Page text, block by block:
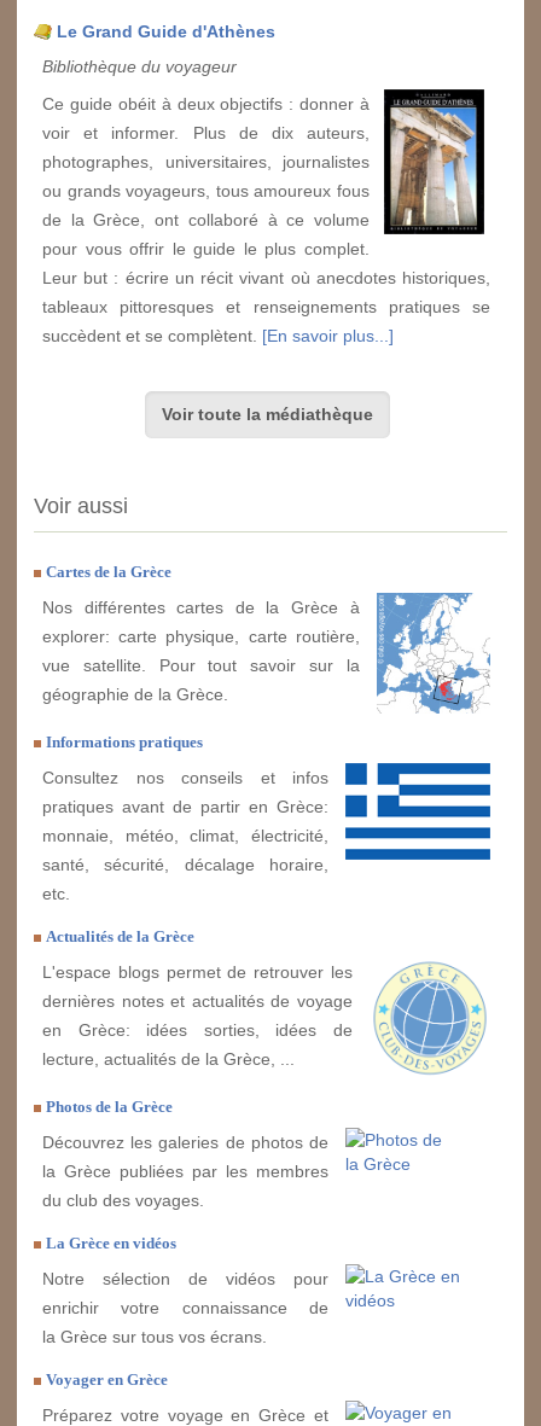
Le Grand Guide d'Athènes
Bibliothèque du voyageur
Ce guide obéit à deux objectifs : donner à
voir et informer. Plus de dix auteurs,
photographes, universitaires, journalistes
ou grands voyageurs, tous amoureux fous
de la Grèce, ont collaboré à ce volume
pour vous offrir le guide le plus complet.
Leur but : écrire un récit vivant où anecdotes historiques,
tableaux pittoresques et renseignements pratiques se
succèdent et se complètent. [En savoir plus...]
Voir toute la médiathèque
Voir aussi
Cartes de la Grèce
Nos différentes cartes de la Grèce à
explorer: carte physique, carte routière,
vue satellite. Pour tout savoir sur la
géographie de la Grèce.
Informations pratiques
Consultez nos conseils et infos
pratiques avant de partir en Grèce:
monnaie, météo, climat, électricité,
santé, sécurité, décalage horaire,
etc.
Actualités de la Grèce
L'espace blogs permet de retrouver les
dernières notes et actualités de voyage
en Grèce: idées sorties, idées de
lecture, actualités de la Grèce, ...
Photos de la Grèce
Découvrez les galeries de photos de
la Grèce publiées par les membres
du club des voyages.
La Grèce en vidéos
Notre sélection de vidéos pour
enrichir votre connaissance de
la Grèce sur tous vos écrans.
Voyager en Grèce
Préparez votre voyage en Grèce et